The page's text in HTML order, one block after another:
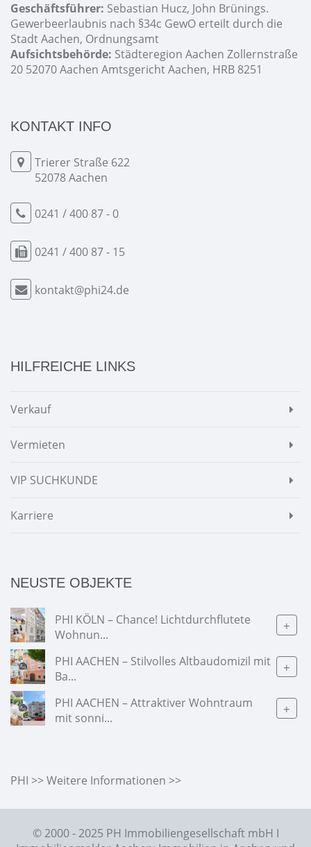
Geschäftsführer: Sebastian Hucz, John Brünings.
Gewerbeerlaubnis nach §34c GewO erteilt durch die
Stadt Aachen, Ordnungsamt
Aufsichtsbehörde: Städteregion Aachen Zollernstraße
20 52070 Aachen Amtsgericht Aachen, HRB 8251
KONTAKT INFO
Trierer Straße 622
52078 Aachen
0241 / 400 87 - 0
0241 / 400 87 - 15
kontakt@phi24.de
HILFREICHE LINKS
Verkauf
Vermieten
VIP SUCHKUNDE
Karriere
NEUSTE OBJEKTE
PHI KÖLN – Chance! Lichtdurchflutete
Wohnun...
+
PHI AACHEN – Stilvolles Altbaudomizil mit
Ba...
+
PHI AACHEN – Attraktiver Wohntraum
mit sonni...
+
PHI >> Weitere Informationen >>
© 2000 - 2025 PH Immobiliengesellschaft mbH I